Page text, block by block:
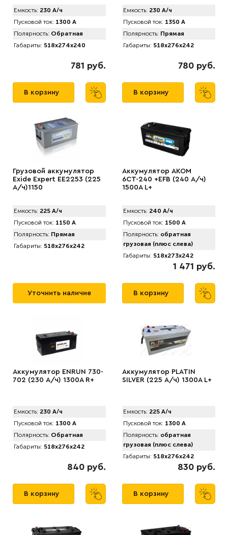
Емкость: 230 А/ч
Пусковой ток: 1300 А
Полярность: Обратная
Габариты: 518x274x240
781 руб.
В корзину
Емкость: 230 А/ч
Пусковой ток: 1350 А
Полярность: Прямая
Габариты: 518x276x242
780 руб.
В корзину
Грузовой аккумулятор
Exide Expert EE2253 (225
А/ч)1150
Емкость: 225 А/ч
Пусковой ток: 1150 А
Полярность: Прямая
Габариты: 518x276x242
Уточнить наличие
Аккумулятор AKOM
6СТ-240 +EFB (240 А/ч)
1500A L+
Емкость: 240 А/ч
Пусковой ток: 1500 А
Полярность: обратная
грузовая (плюс слева)
Габариты: 518x273x242
1 471 руб.
В корзину
Аккумулятор ENRUN 730-
702 (230 А/ч) 1300A R+
Емкость: 230 А/ч
Пусковой ток: 1300 А
Полярность: Обратная
Габариты: 518x276x242
840 руб.
В корзину
Аккумулятор PLATIN
SILVER (225 А/ч) 1300A L+
Емкость: 225 А/ч
Пусковой ток: 1300 А
Полярность: обратная
грузовая (плюс слева)
Габариты: 518x276x242
830 руб.
В корзину